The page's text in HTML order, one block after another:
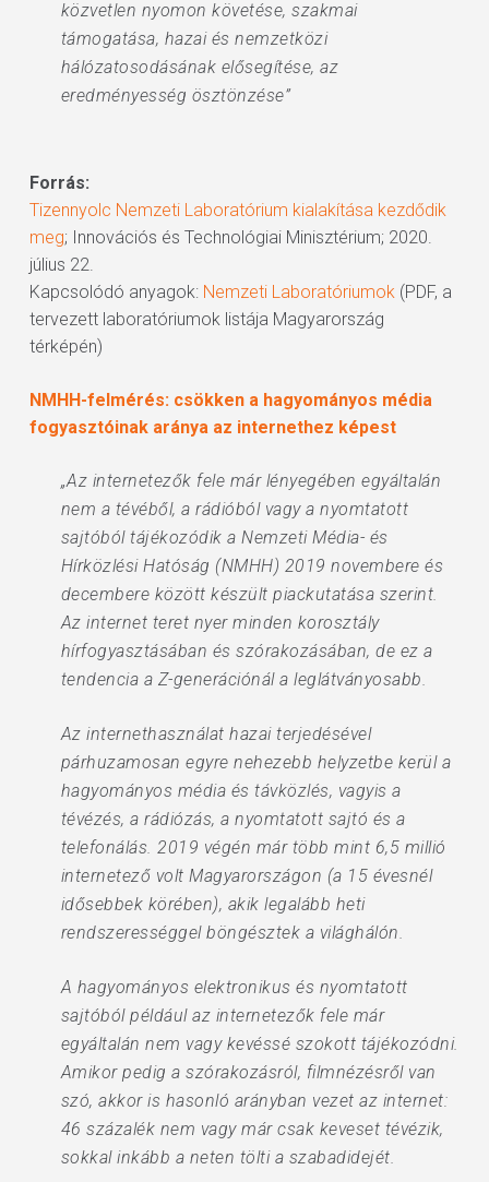
közvetlen nyomon követése, szakmai
támogatása, hazai és nemzetközi
hálózatosodásának elősegítése, az
eredményesség ösztönzése”
Forrás:
Tizennyolc Nemzeti Laboratórium kialakítása kezdődik
meg; Innovációs és Technológiai Minisztérium; 2020.
július 22.
Kapcsolódó anyagok: Nemzeti Laboratóriumok(PDF, a
tervezett laboratóriumok listája Magyarország
térképén)
NMHH-felmérés: csökken a hagyományos média
fogyasztóinak aránya az internethez képest
„Az internetezők fele már lényegében egyáltalán
nem a tévéből, a rádióból vagy a nyomtatott
sajtóból tájékozódik a Nemzeti Média- és
Hírközlési Hatóság (NMHH) 2019 novembere és
decembere között készült piackutatása szerint.
Az internet teret nyer minden korosztály
hírfogyasztásában és szórakozásában, de ez a
tendencia a Z-generációnál a leglátványosabb.
Az internethasználat hazai terjedésével
párhuzamosan egyre nehezebb helyzetbe kerül a
hagyományos média és távközlés, vagyis a
tévézés, a rádiózás, a nyomtatott sajtó és a
telefonálás. 2019 végén már több mint 6,5 millió
internetező volt Magyarországon (a 15 évesnél
idősebbek körében), akik legalább heti
rendszerességgel böngésztek a világhálón.
A hagyományos elektronikus és nyomtatott
sajtóból például az internetezők fele már
egyáltalán nem vagy kevéssé szokott tájékozódni.
Amikor pedig a szórakozásról, filmnézésről van
szó, akkor is hasonló arányban vezet az internet:
46 százalék nem vagy már csak keveset tévézik,
sokkal inkább a neten tölti a szabadidejét.